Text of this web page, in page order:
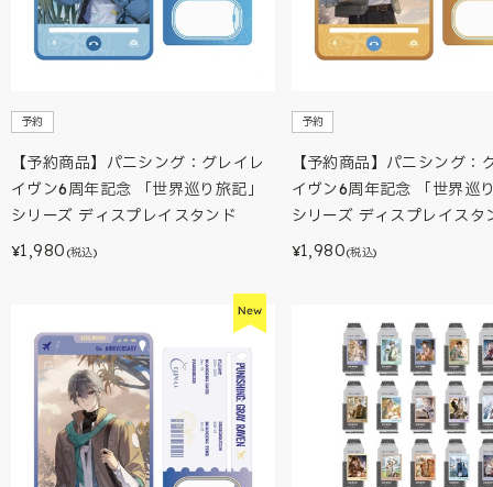
予約
【予約商品】パニシング：グレイレ
イヴン6周年記念 「世界巡り旅記」
シリーズ ディスプレイスタンド
¥1,980 (税込)
予約
【予約商品】パニシング：
イヴン6周年記念 「世界巡
シリーズ ディスプレイスタ
¥1,980(税込)